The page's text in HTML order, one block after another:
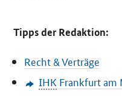
Tipps der Redaktion:
Recht & Verträge
IHK Frankfurt am